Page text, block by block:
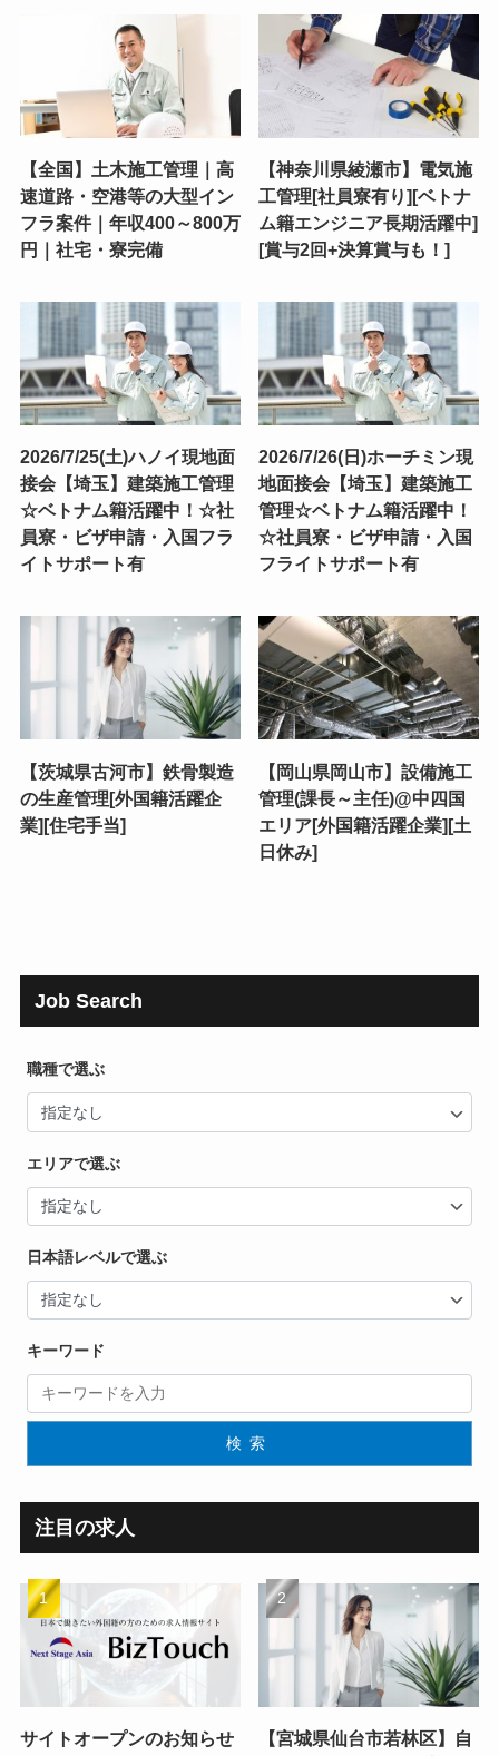
【全国】土木施工管理｜高
速道路・空港等の大型イン
フラ案件｜年収400～800万
円｜社宅・寮完備
【神奈川県綾瀬市】電気施
工管理[社員寮有り][ベトナ
ム籍エンジニア長期活躍中]
[賞与2回+決算賞与も！]
2026/7/25(土)ハノイ現地面
接会【埼玉】建築施工管理
☆ベトナム籍活躍中！☆社
員寮・ビザ申請・入国フラ
イトサポート有
2026/7/26(日)ホーチミン現
地面接会【埼玉】建築施工
管理☆ベトナム籍活躍中！
☆社員寮・ビザ申請・入国
フライトサポート有
【茨城県古河市】鉄骨製造
の生産管理[外国籍活躍企
業][住宅手当]
【岡山県岡山市】設備施工
管理(課長～主任)@中四国
エリア[外国籍活躍企業][土
日休み]
Job Search
職種で選ぶ
エリアで選ぶ
日本語レベルで選ぶ
キーワード
検索
注目の求人
サイトオープンのお知らせ
【宮城県仙台市若林区】自